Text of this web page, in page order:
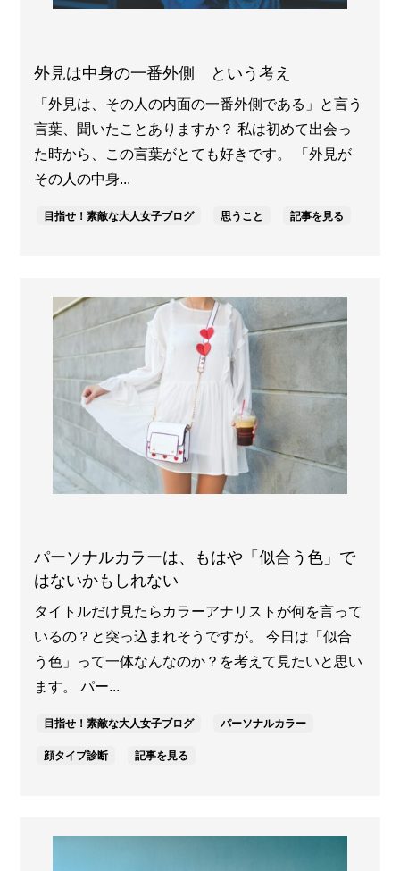
外見は中身の一番外側 という考え
「外見は、その人の内面の一番外側である」と言う
言葉、聞いたことありますか？ 私は初めて出会っ
た時から、この言葉がとても好きです。 「外見が
その人の中身...
目指せ！素敵な大人女子ブログ 思うこと 記事を見る
パーソナルカラーは、もはや「似合う色」で
はないかもしれない
タイトルだけ見たらカラーアナリストが何を言って
いるの？と突っ込まれそうですが。 今日は「似合
う色」って一体なんなのか？を考えて見たいと思い
ます。 パー...
目指せ！素敵な大人女子ブログ パーソナルカラー
顔タイプ診断 記事を見る